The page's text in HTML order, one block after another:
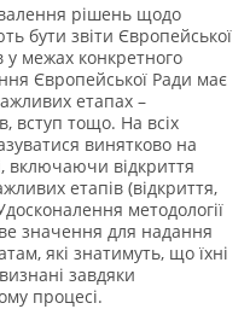
рішень щодо
бути звіти Європейської
у межах конкретного
Європейської Ради має
етапах –
вступ тощо. На всіх
винятково на
включаючи відкриття
етапів (відкриття,
методології
значення для надання
які знатимуть, що їхні
завдяки
процесі.